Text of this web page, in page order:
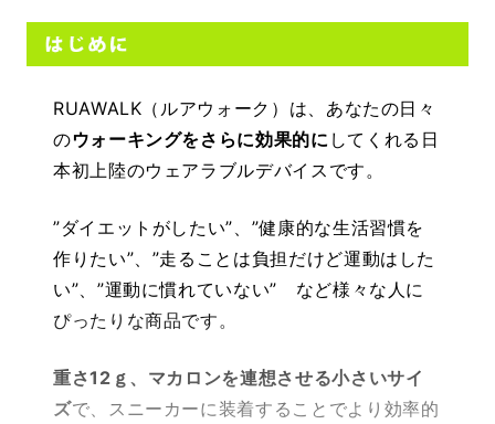
RUAWALK（ルアウォーク）は、あなたの日々
のウォーキングをさらに効果的に してくれる日
本初上陸のウェアラブルデバイスです。
”ダイエットがしたい”、”健康的な生活習慣を
作りたい”、”走ることは負担だけど運動はした
い”、”運動に慣れていない” など様々な人に
ぴったりな商品です。
重さ12ｇ、マカロンを連想させる小さいサイ
ズで、スニーカーに装着することでより効率的